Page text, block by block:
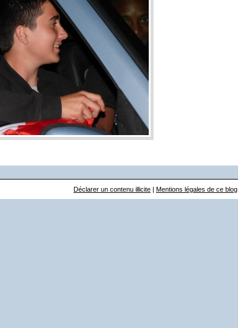
Déclarer un contenu illicite | Mentions légales de ce blog